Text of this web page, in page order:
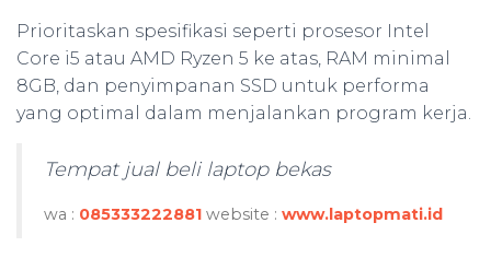
Prioritaskan spesifikasi seperti prosesor Intel
Core i5 atau AMD Ryzen 5 ke atas, RAM minimal
8GB, dan penyimpanan SSD untuk performa
yang optimal dalam menjalankan program kerja.
Tempat jual beli laptop bekas
wa : 085333222881 website : www.laptopmati.id